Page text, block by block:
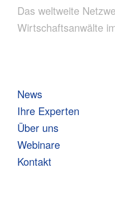
Das weltweite
Wirtschaftsanwälte
News
Ihre Experten
Über uns
Webinare
Kontakt